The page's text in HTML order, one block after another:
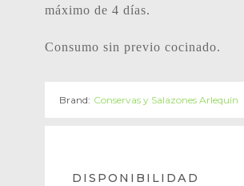
máximo de 4 días.
Consumo sin previo cocinado.
Brand: Conservas y Salazones Arlequín
DISPONIBILIDAD